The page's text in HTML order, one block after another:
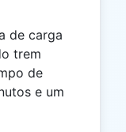
de carga
trem
de
e um